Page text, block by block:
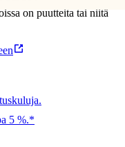
on puutteita tai niitä
5 %.*